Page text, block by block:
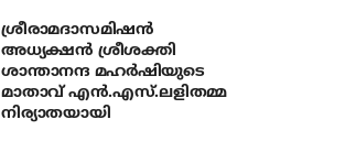
ശ്രീരാമദാസമിഷന്‍
അധ്യക്ഷന്‍ ശ്രീശക്തി
ശാന്താനന്ദ മഹര്‍ഷിയുടെ
മാതാവ് എന്‍.എസ്.ലളിതമ്മ
നിര്യാതയായി